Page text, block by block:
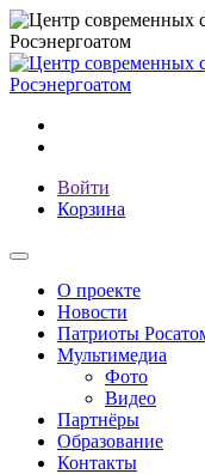
Войти
Корзина
О проекте
Новости
Патриоты
Мультимедиа
Фото
Видео
Партнёры
Образование
Контакты